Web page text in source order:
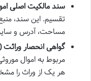
سند مالکیت اصلی
تقسیم. این سند،
مساحت، آدرس و
گواهی انحصار
مربوط به اموال
هر یک از وراث را